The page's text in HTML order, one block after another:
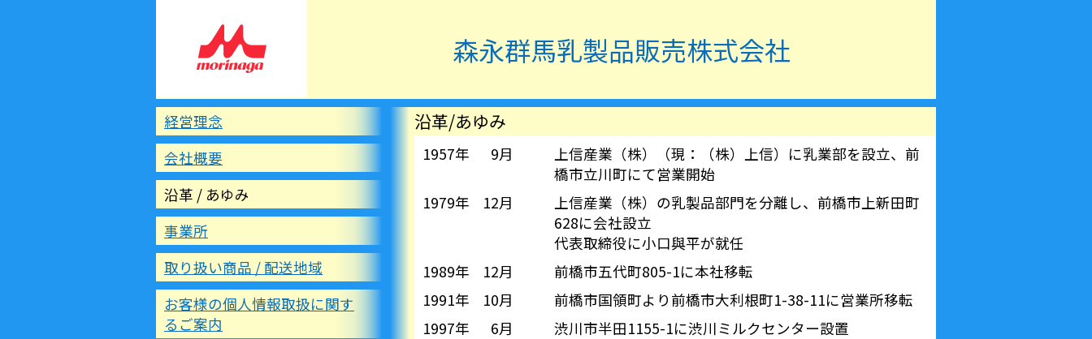
森永群馬乳製品販売株式会社
経営理念
会社概要
沿革 / あゆみ
事業所
取り扱い商品 / 配送地域
お客様の個人情報取扱に関す
るご案内
沿革/あゆみ
1957年 9月
上信産業（株）（現：（株）上信）に乳業部を設立、前
橋市立川町にて営業開始
1979年
12月
上信産業（株）の乳製品部門を分離し、前橋市上新田町
628に会社設立
代表取締役に小口與平が就任
1989年
12月
前橋市五代町805-1に本社移転
1991年
10月
前橋市国領町より前橋市大利根町1-38-11に営業所移転
1997年
6月
渋川市半田1155-1に渋川ミルクセンター設置